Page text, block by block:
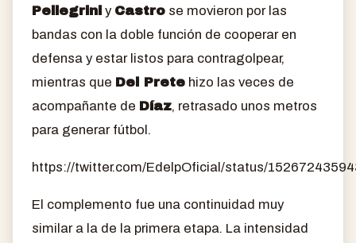
Pellegrini y Castro se movieron por las
bandas con la doble función de cooperar en
defensa y estar listos para contragolpear,
mientras que Del Prete hizo las veces de
acompañante de Díaz, retrasado unos metros
para generar fútbol.
https://twitter.com/EdelpOficial/status/
El complemento fue una continuidad muy
similar a la de la primera etapa. La intensidad